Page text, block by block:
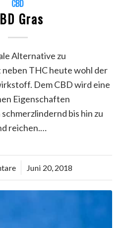
CBD
Gras
Alternative zu
neben THC heute wohl der
Dem CBD wird eine
Eigenschaften
bis hin zu
reichen.…
Juni 20, 2018